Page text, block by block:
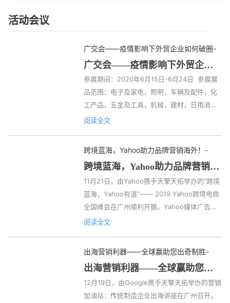
活动会议
广交会——疫情影响下外贸企业如何破圈-
广交会——疫情影响下外贸企业
如何破圈
参展期间：2020年6月15日-6月24日  参展展
品范围：电子及家电，照明，车辆及配件，化
工产品，五金及工具，机械，建材，日用消费
品，能源，家居装饰品 ，礼品 ，办公、箱包及
成交约14126亿美元，累计到会境外采购商约
899万人。目前，每届广交会展览规模达118.5
万平方米，境内外参展企业近2.5万家，210多
个国家和地区的约20万名境外采购商与会。
—— 来源广交会官网 外贸新趋势  “面对外部环
境变化，...
阅读全文
跨境蓝海，Yahoo助力品牌营销海外！ -
跨境蓝海，Yahoo助力品牌营销海
外！
11月21日，由Yahoo携手天擎天拓举办的“跨境
蓝海，Yahoo有道”—— 2019 Yahoo跨境电商
全国峰会在广州顺利开展。Yahoo媒体广告高
级总监Matthew、Yahoo渠道发展总监Elly、
本次会议分享了在如今跨境出海时代，Yahoo
如何把握新机遇，打开跨境营销新局面的内
容，为各位广告主提供了海外营销新思路。 全
新雅虎品牌故事及发展 Yahoo渠道发展总监
阅读全文
出海营销利器——全球赢助您出奇制胜-
出海营销利器——全球赢助您出
奇制胜
12月19日，由Google携手天擎天拓举办的营销
加油站：传统制造企业出海讲座在广州召开。